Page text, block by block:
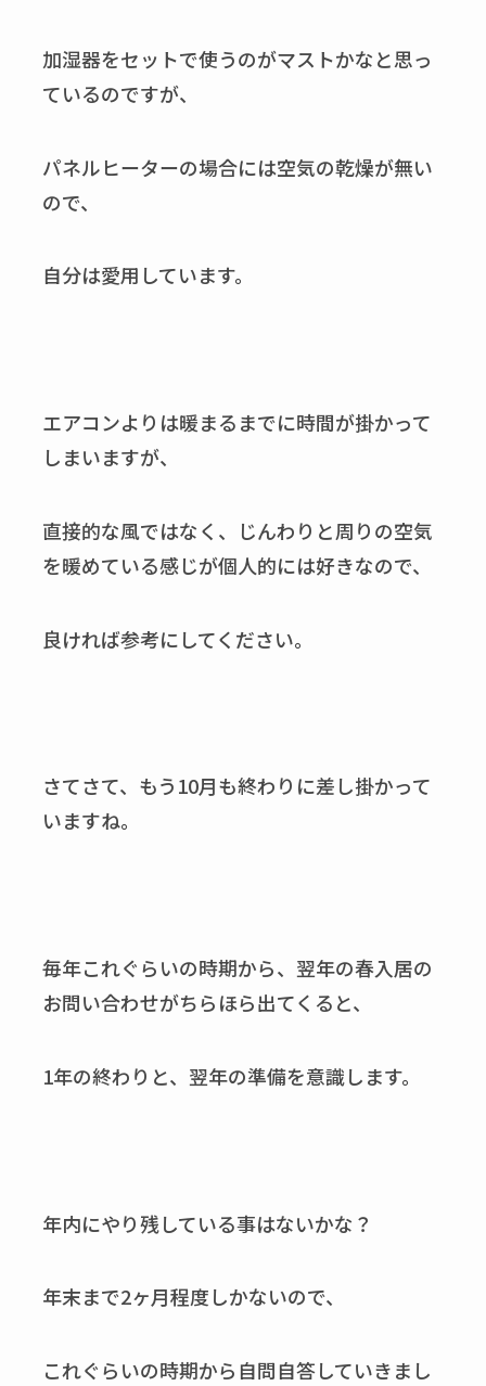
加湿器をセットで使うのがマストかなと思っ
ているのですが、
パネルヒーターの場合には空気の乾燥が無い
ので、
自分は愛用しています。
エアコンよりは暖まるまでに時間が掛かって
しまいますが、
直接的な風ではなく、じんわりと周りの空気
を暖めている感じが個人的には好きなので、
良ければ参考にしてください。
さてさて、もう10月も終わりに差し掛かって
いますね。
毎年これぐらいの時期から、翌年の春入居の
お問い合わせがちらほら出てくると、
1年の終わりと、翌年の準備を意識します。
年内にやり残している事はないかな？
年末まで2ヶ月程度しかないので、
これぐらいの時期から自問自答していきまし